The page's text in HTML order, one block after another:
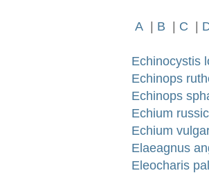
A B C
Echinocystis
Echinops
Echinops
Echium
Echium
Elaeagnus
Eleocharis